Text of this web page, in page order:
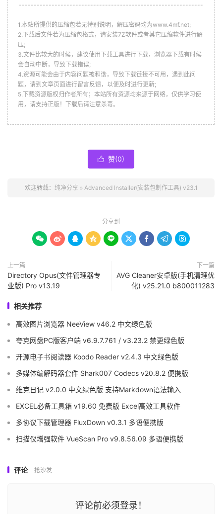
--------------------------------------------------------------
1.本站所提供的压缩包若无特别说明，解压密码均为www.4mf.net;
2.下载后文件若为压缩包格式，请安装7Z软件或者其它压缩软件进行解
压;
3.文件比较大的时候，建议使用下载工具进行下载，浏览器下载有时候
会自动中断，导致下载错误;
4.资源可能会由于内容问题被和谐，导致下载链接不可用，遇到此问
题，请到文章页面进行留言反馈，以便及时进行更新;
5.下载资源版权归作者所有；本站所有资源均来源于网络，仅供学习使
用，请支持正版！下载后请注意杀毒。
 赞(0)
欢迎转载： 纯净分享 » Advanced Installer(安装包制作工具) v23.1
分享到
        
上一篇
Directory Opus(文件管理器专
业版) Pro v13.19
下一篇
AVG Cleaner安卓版(手机清理优
化) v25.21.0 b800011283
相关推荐
高效图片浏览器 NeeView v46.2 中文绿色版
夸克网盘PC版客户端 v6.9.7.761 / v3.23.2 禁更绿色版
开源电子书阅读器 Koodo Reader v2.4.3 中文绿色版
多媒体编解码器套件 Shark007 Codecs v20.8.2 便携版
维克日记 v2.0.0 中文绿色版 支持Markdown语法输入
EXCEL必备工具箱 v19.60 免费版 Excel高效工具软件
多协议下载管理器 FluxDown v0.3.1 多语便携版
扫描仪增强软件 VueScan Pro v9.8.56.09 多语便携版
评论 抢沙发
评论前必须登录！